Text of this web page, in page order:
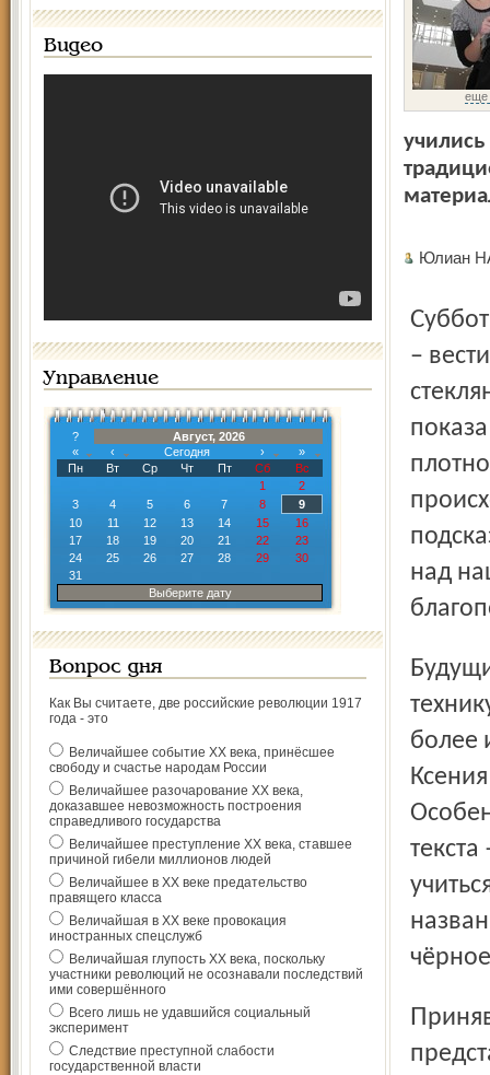
Видео
Управление
?
Август, 2026
«
‹ Сегодня ›
»
Пн
Вт Ср Чт Пт Сб
Вс
1
2
3
4 5 6 7 8
9
10
11 12 13 14 15
16
17
18 19 20 21 22
23
24
25 26 27 28 29
30
31
Выберите дату
Вопрос дня
Как Вы считаете, две российские революции 1917
года - это
Величайшее событие ХХ века, принёсшее
свободу и счастье народам России
Величайшее разочарование ХХ века,
доказавшее невозможность построения
справедливого государства
Величайшее преступление ХХ века, ставшее
причиной гибели миллионов людей
Величайшее в ХХ веке предательство
правящего класса
Величайшая в ХХ веке провокация
иностранных спецслужб
Величайшая глупость ХХ века, поскольку
участники революций не осознавали последствий
ими совершённого
Всего лишь не удавшийся социальный
эксперимент
Следствие преступной слабости
государственной власти
еще
Юлиан
Субботним утром главный проспект «Города творчества»
–
над
Будущий модельер, восемнадцатилетняя студентка
более
Приняв шумные поздравления подруг, она готова